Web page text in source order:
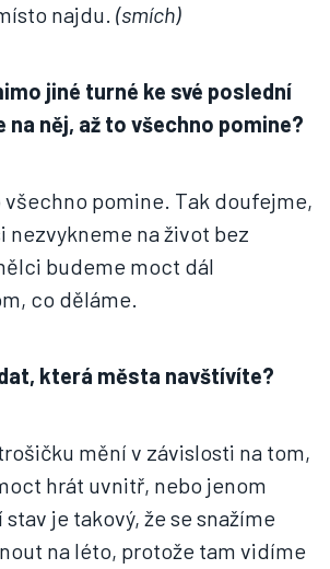
najdu. (smích)
jiné turné ke své poslední
na něj, až to všechno pomine?
všechno pomine. Tak doufejme,
nezvykneme na život bez
budeme moct dál
co děláme.
která města navštívíte?
mění v závislosti na tom,
hrát uvnitř, nebo jenom
je takový, že se snažíme
na léto, protože tam vidíme